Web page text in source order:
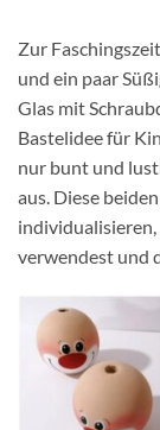
Zur
und ein paar
Glas mit
Bastelidee für
nur bunt und
aus. Diese
verwendest und